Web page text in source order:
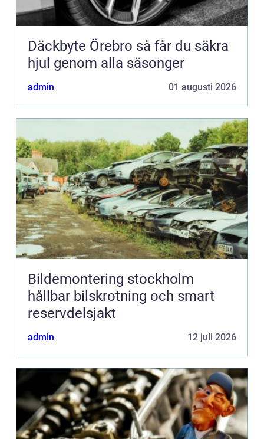
Däckbyte Örebro så får du säkra
hjul genom alla säsonger
admin 01 augusti 2026
Bildemontering stockholm
hållbar bilskrotning och smart
reservdelsjakt
admin 12 juli 2026